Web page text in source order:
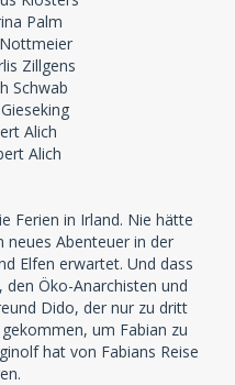
Palm
Zillgens
Schwab
Alich
Alich
Ferien in Irland. Nie hätte
neues Abenteuer in der
Elfen erwartet. Und dass
Öko-Anarchisten und
Dido, der nur zu dritt
um Fabian zu
hat von Fabians Reise